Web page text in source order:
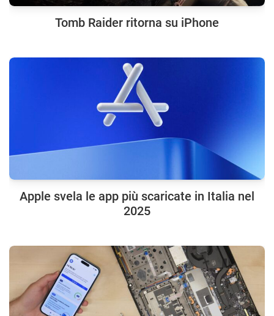
Tomb Raider ritorna su iPhone
Apple svela le app più scaricate in Italia nel
2025